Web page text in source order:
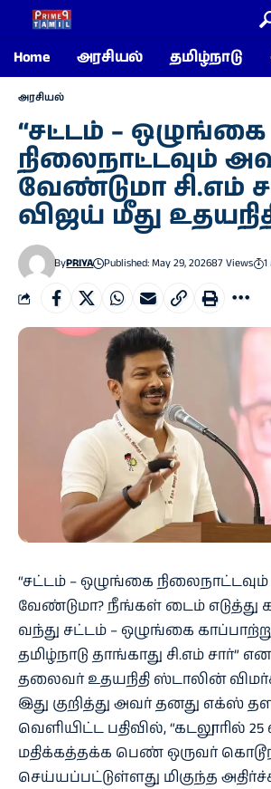
Home
அரசியல் தமிழ்நாடு
அரசியல்
“சட்டம் – ஒழுங்கை
நிலைநாட்டவும்
வேண்டுமா சி.எம்
விஜய் மீது
ByPRIYA Published: May 29, 202687 Views
“சட்டம் – ஒழுங்கை
வேண்டுமா? நீங்கள் டைம் எடுத்து
வந்து சட்டம் – ஒழுங்கை
தமிழ்நாடு தாங்காது சி.எம் சார்”
தலைவர் உதயநிதி ஸ்டாலின்
இது குறித்து அவர் தனது எக்ஸ்
வெளியிட்ட பதிவில், “கடலூரில்
மதிக்கத்தக்க பெண் ஒருவர்
செய்யப்பட்டுள்ளது மிகுந்த